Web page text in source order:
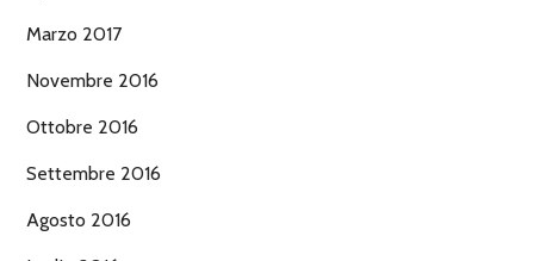
Marzo 2017
Novembre 2016
Ottobre 2016
Settembre 2016
Agosto 2016